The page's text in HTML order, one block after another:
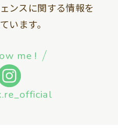
ンスに関する情報を
います。
me !